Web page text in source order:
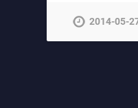
2014-05-